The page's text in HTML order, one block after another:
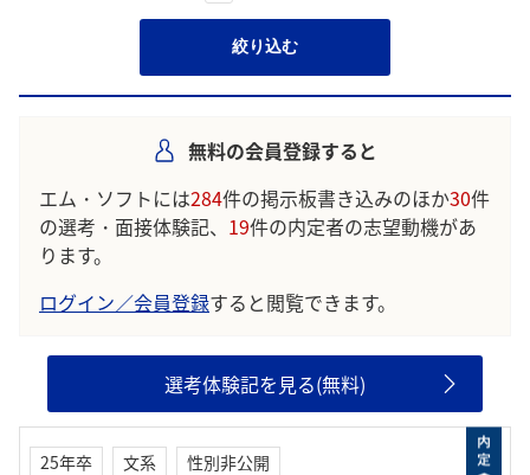
絞り込む
無料の会員登録すると
エム・ソフトには284件の掲示板書き込みのほか30件
の選考・面接体験記、 19件の内定者の志望動機があ
ります。
ログイン／会員登録すると閲覧できます。
選考体験記を見る(無料)
25年卒 文系
性別非公開